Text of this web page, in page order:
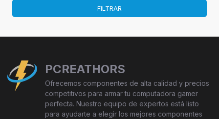
FILTRAR
PCREATHORS
Ofrecemos componentes de alta calidad y precios
competitivos para armar tu computadora gamer
perfecta. Nuestro equipo de expertos está listo
para ayudarte a elegir los mejores componentes